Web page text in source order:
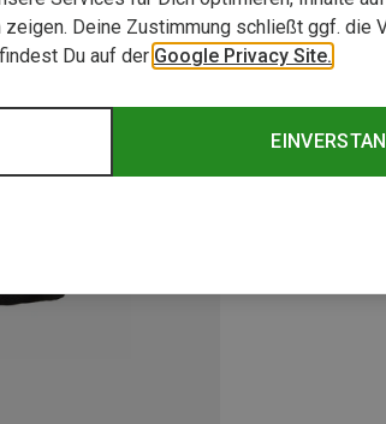
Deine Zustimmung schließt ggf. die
Du auf der Google Privacy Site.